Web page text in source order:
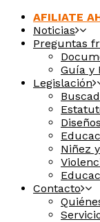
AFILIATE
Noticias
Preguntas
Guía y
Legislación
Niñez
Contacto